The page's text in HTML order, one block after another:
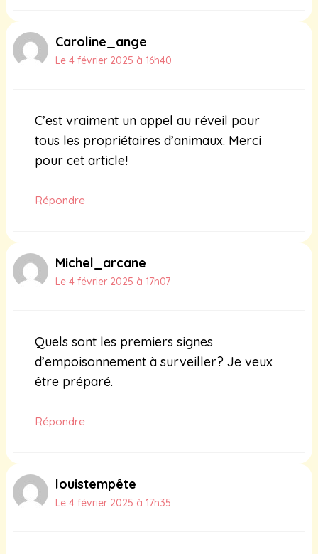
Caroline_ange
Le 4 février 2025 à 16h40
C’est vraiment un appel au réveil pour
tous les propriétaires d’animaux. Merci
pour cet article!
Répondre
Michel_arcane
Le 4 février 2025 à 17h07
Quels sont les premiers signes
d’empoisonnement à surveiller? Je veux
être préparé.
Répondre
louistempête
Le 4 février 2025 à 17h35